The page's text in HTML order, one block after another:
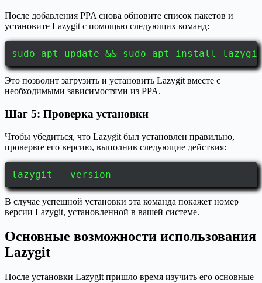
После добавления PPA снова обновите список пакетов и
установите Lazygit с помощью следующих команд:
sudo apt update && sudo apt install
Это позволит загрузить и установить Lazygit вместе с
необходимыми зависимостями из PPA.
Шаг 5: Проверка установки
Чтобы убедиться, что Lazygit был установлен правильно,
проверьте его версию, выполнив следующие действия:
lazygit --version
В случае успешной установки эта команда покажет номер
версии Lazygit, установленной в вашей системе.
Основные возможности использования
Lazygit
После установки Lazygit пришло время изучить его основные